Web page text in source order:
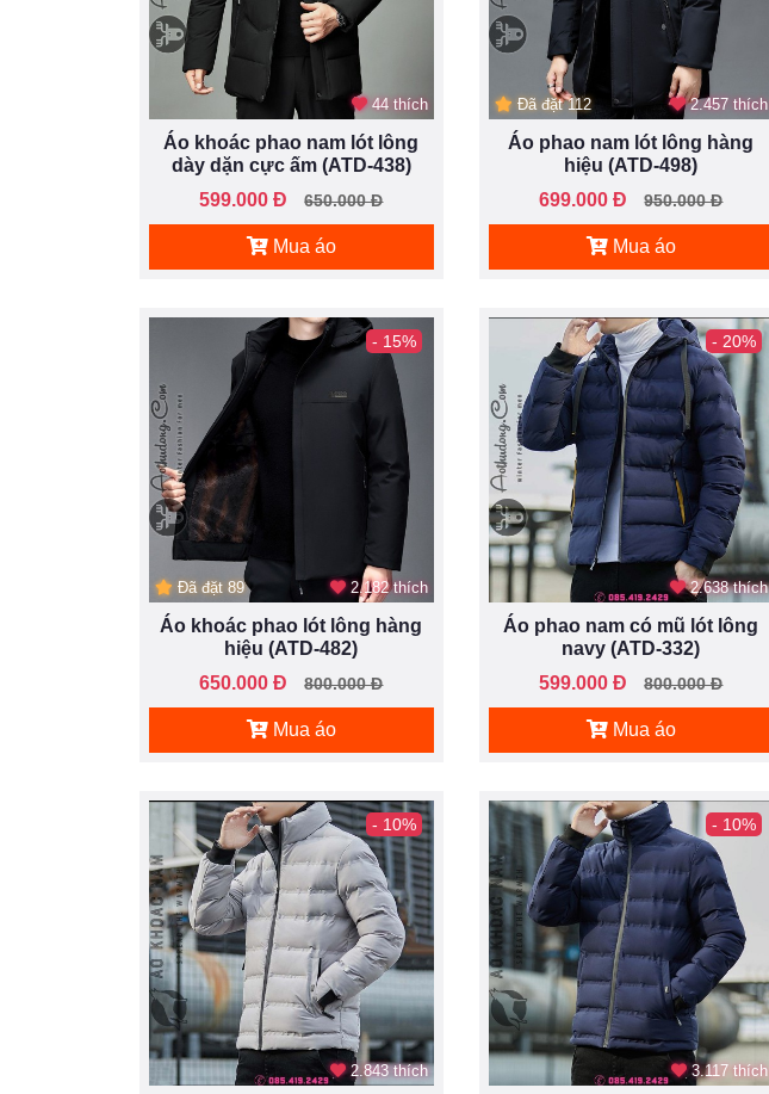
44 thích
Áo khoác phao nam lót lông
dày dặn cực ấm (ATD-438)
599.000 Đ
650.000 Đ
Mua áo
Đã đặt 112 2.457 thích
Áo phao nam lót lông hàng
hiệu (ATD-498)
699.000 Đ
950.000 Đ
Mua áo
- 15%
Đã đặt 89 2.182 thích
Áo khoác phao lót lông hàng
hiệu (ATD-482)
650.000 Đ
800.000 Đ
Mua áo
- 20%
2.638 thích
Áo phao nam có mũ lót lông
navy (ATD-332)
599.000 Đ
800.000 Đ
Mua áo
- 10%
2.843 thích
- 10%
3.117 thích